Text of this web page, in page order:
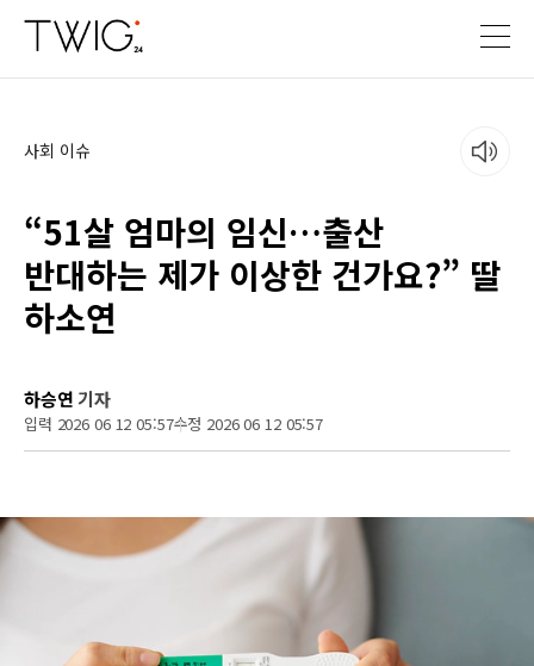
사회 이슈
“51살 엄마의 임신…출산
반대하는 제가 이상한 건가요?” 딸
하소연
하승연기자
입력 2026 06 12 05:57수정 2026 06 12 05:57